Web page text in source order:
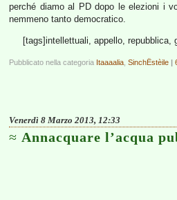
perché diamo al PD dopo le elezioni i
nemmeno tanto democratico.
[tags]intellettuali, appello,
Pubblicato nella categoria Itaaaalia SinchËstèile |
Venerdì 8 Marzo 2013, 12:33
Annacquare l’acqua